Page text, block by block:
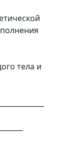
тела и